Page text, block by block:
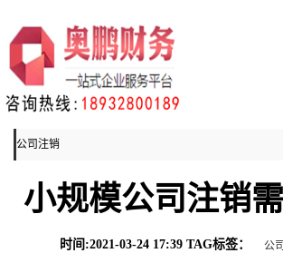
公司注销
小规模公司注销
时间:2021-03-24 17:39 TAG标签：
公